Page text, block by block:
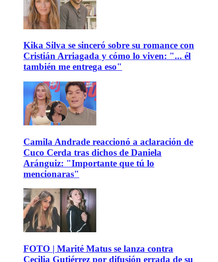
Kika Silva se sinceró sobre su romance con
Cristián Arriagada y cómo lo viven: "... él
también me entrega eso"
Camila Andrade reaccionó a aclaración de
Cuco Cerda tras dichos de Daniela
Aránguiz: "Importante que tú lo
mencionaras"
FOTO | Marité Matus se lanza contra
Cecilia Gutiérrez por difusión errada de su